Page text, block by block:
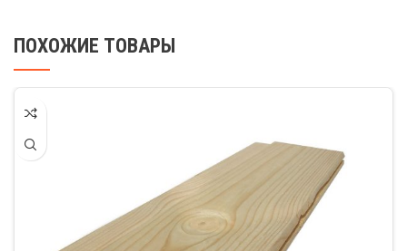
ПОХОЖИЕ ТОВАРЫ